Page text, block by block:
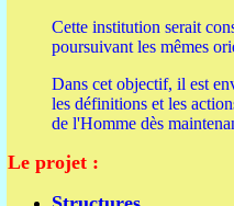
Cette institution serait
poursuivant les mêmes
Dans cet objectif, il est
les définitions et les
de l'Homme dès
Le projet :